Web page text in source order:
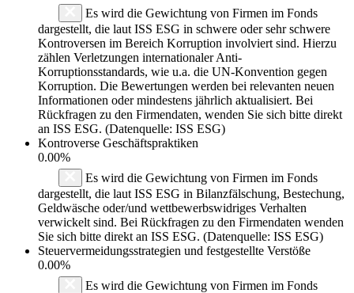
Es wird die Gewichtung von Firmen im Fonds
dargestellt, die laut ISS ESG in schwere oder sehr schwere
Kontroversen im Bereich Korruption involviert sind. Hierzu
zählen Verletzungen internationaler Anti-
Korruptionsstandards, wie u.a. die UN-Konvention gegen
Korruption. Die Bewertungen werden bei relevanten neuen
Informationen oder mindestens jährlich aktualisiert. Bei
Rückfragen zu den Firmendaten, wenden Sie sich bitte direkt
an ISS ESG. (Datenquelle: ISS ESG)
Kontroverse Geschäftspraktiken
0.00%
Es wird die Gewichtung von Firmen im Fonds
dargestellt, die laut ISS ESG in Bilanzfälschung, Bestechung,
Geldwäsche oder/und wettbewerbswidriges Verhalten
verwickelt sind. Bei Rückfragen zu den Firmendaten wenden
Sie sich bitte direkt an ISS ESG. (Datenquelle: ISS ESG)
Steuervermeidungsstrategien und festgestellte Verstöße
0.00%
Es wird die Gewichtung von Firmen im Fonds